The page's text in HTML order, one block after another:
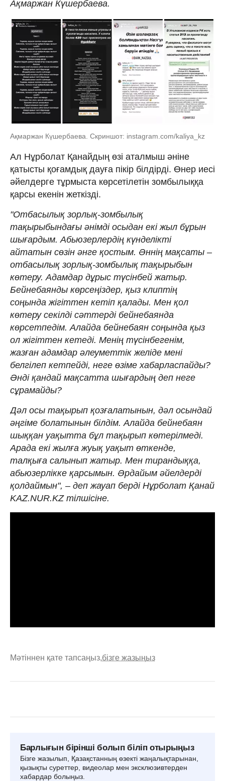
Ақмаржан Күшербаева.
Ақмаржан Күшербаева. Скриншот: instagram.com/kaliya_kz
Ал Нұрболат Қанайдың өзі аталмыш әніне
қатысты қоғамдық дауға пікір білдірді. Өнер иесі
әйелдерге тұрмыста көрсетілетін зомбылыққа
қарсы екенін жеткізді.
"Отбасылық зорлық-зомбылық
тақырыбындағы әнімді осыдан екі жыл бұрын
шығардым. Абьюзерлердің күнделікті
айтатын сөзін әнге қостым. Әннің мақсаты –
отбасылық зорлық-зомбылық тақырыбын
көтеру. Адамдар дұрыс түсінбей жатыр.
Бейнебаянды көрсеңіздер, қыз клиптің
соңында жігіттен кетіп қалады. Мен қол
көтеру секілді сәттерді бейнебаянда
көрсетпедім. Алайда бейнебаян соңында қыз
ол жігіттен кетеді. Менің түсінбегенім,
жазған адамдар әлеуметтік желіде мені
белгілеп кетпейді, неге өзіме хабарласпайды?
Әнді қандай мақсатта шығардың деп неге
сұрамайды?
Дәл осы тақырып қозғалатынын, дәл осындай
әңгіме болатынын білдім. Алайда бейнебаян
шыққан уақытта бұл тақырып көтерілмеді.
Арада екі жылға жуық уақыт өткенде,
талқыға салынып жатыр. Мен тирандыққа,
абьюзерлікке қарсымын. Әрдайым әйелдерді
қолдаймын", – деп жауап берді Нұрболат Қанай
KAZ.NUR.KZ тілшісіне.
Мәтіннен қате тапсаңыз,бізге жазыңыз
Барлығын бірінші болып біліп отырыңыз
Бізге жазылып, Қазақстанның өзекті жаңалықтарынан,
қызықты суреттер, видеолар мен эксклюзивтерден
хабардар болыңыз.